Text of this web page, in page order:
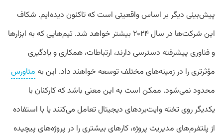
پیش‌بینی دیگر بر اساس واقعیتی است که تاکنون دیده‌ایم. شکاف
این شرکت‌ها در سال ۲۰۲۴ بیشتر خواهد شد. تیم‌هایی که به ابزارها
و فناوری پیشرفته دسترسی دارند، ارتباطات، همکاری و یادگیری
مؤثرتری را در زمینه‌های مختلف توسعه خواهند داد. این به متاورس
محدود نمی‌شود. ممکن است به این معنی باشد که کارکنان با
یکدیگر روی تخته‌ وایت‌بردهای دیجیتال تعامل می‌کنند یا با استفاده
از پلتفرم‌های مدیریت پروژه، کارهای بیشتری را در پروژه‌های پیچیده